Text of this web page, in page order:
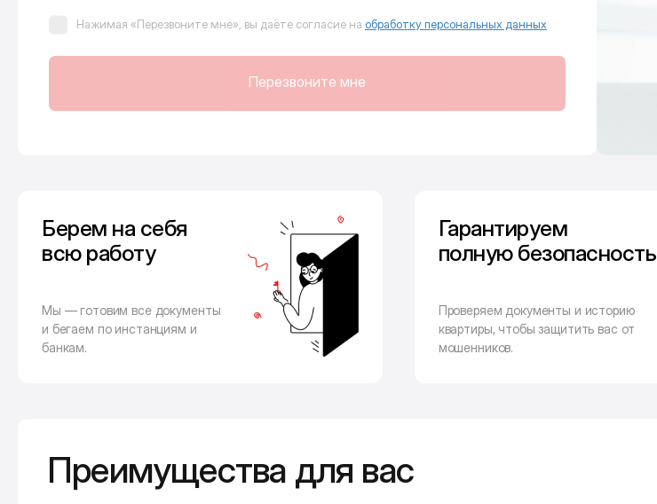
Нажимая «Перезвоните мне», вы даёте согласие на обработку персональных данных
Перезвоните мне
Берем на себя
всю работу
Мы — готовим все документы
и бегаем по инстанциям и
банкам.
Гарантируем
полную безопасность
Проверяем документы и историю
квартиры, чтобы защитить вас от
мошенников.
Преимущества для вас